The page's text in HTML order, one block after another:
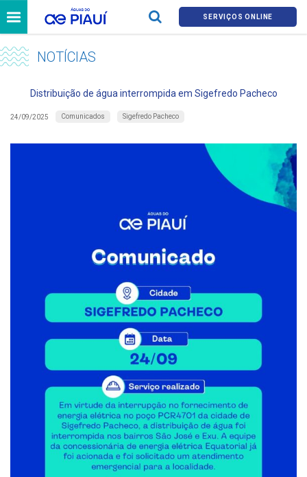
SERVIÇOS ONLINE
NOTÍCIAS
Distribuição de água interrompida em Sigefredo Pacheco
24/09/2025 Comunicados Sigefredo Pacheco